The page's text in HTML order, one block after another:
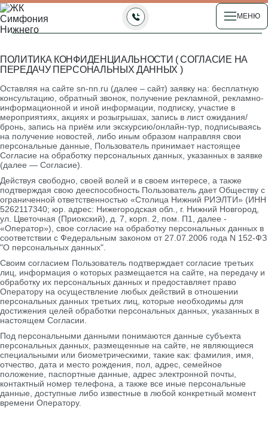
МЕНЮ
ПОЛИТИКА КОНФИДЕНЦИАЛЬНОСТИ ( СОГЛАСИЕ НА
ПЕРЕДАЧУ ПЕРСОНАЛЬНЫХ ДАННЫХ )
Оставляя на сайте sn-nn.ru (далее – сайт) заявку на: бесплатную
консультацию, обратный звонок, получение рекламной, рекламно-
информационной и иной информации, подписку, участие в
мероприятиях, акциях и розыгрышах, запись в лист ожидания/
бронь, запись на приём или экскурсию/онлайн-тур, подписываясь
на получение новостей, либо иным образом направляя свои
персональные данные, Пользователь принимает настоящее
Согласие на обработку персональных данных, указанных в заявке
(далее — Согласие).
Действуя свободно, своей волей и в своем интересе, а также
подтверждая свою дееспособность Пользователь дает Обществу с
ограниченной ответственностью «Столица Нижний РИЭЛТИ» (ИНН
5262117340; юр. адрес: Нижегородская обл., г. Нижний Новгород,
ул. Цветочная (Приокский), д. 7, корп. 2, пом. П1, далее -
«Оператор»), свое согласие на обработку персональных данных в
соответствии с Федеральным законом от 27.07.2006 года N 152-ФЗ
"О персональных данных".
Своим согласием Пользователь подтверждает согласие третьих
лиц, информация о которых размещается на сайте, на передачу и
обработку их персональных данных и предоставляет право
Оператору на осуществление любых действий в отношении
персональных данных третьих лиц, которые необходимы для
достижения целей обработки персональных данных, указанных в
настоящем Согласии.
Под персональными данными понимаются данные субъекта
персональных данных, размещенные на сайте, не являющиеся
специальными или биометрическими, такие как: фамилия, имя,
отчество, дата и место рождения, пол, адрес, семейное
положение, паспортные данные, адрес электронной почты,
контактный номер телефона, а также все иные персональные
данные, доступные либо известные в любой конкретный момент
времени Оператору.